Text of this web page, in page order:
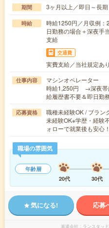
期間 3ヶ月以上／即日～長期
時給
時給1250円／月収例
日勤務の場合＋深夜手
支給
交通費
実費支給／当社規定あり
仕事内容
マシンオペレーター
時給1,250円 →深夜帯
給履歴書不要＆即日勤
応募資格
職種未経験OK / ブラン
未経験OK※学歴・経験
ォローで就業後も安心
職場の雰囲気
年齢層
20代
30代
気になる! 応募
派遣会社 ランスタッ